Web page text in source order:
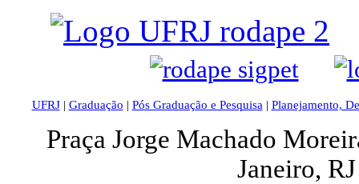
UFRJ| Graduação | Pós Graduação e Pesquisa | Planejamento,
Praça Jorge Machado
Janeiro,